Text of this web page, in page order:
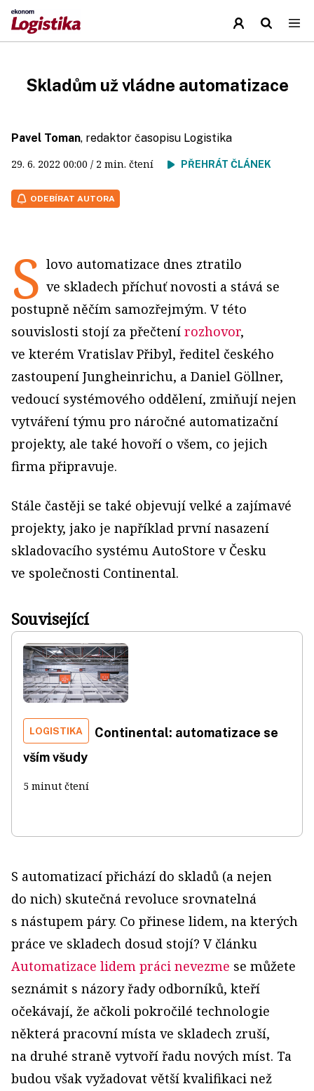
Skladům už vládne automatizace
Pavel Toman, redaktor časopisu Logistika
29. 6. 2022 00:00 / 2 min. čtení PŘEHRÁT ČLÁNEK
ODEBÍRAT AUTORA
S lovo automatizace dnes ztratilo
ve skladech příchuť novosti a stává se
postupně něčím samozřejmým. V této
souvislosti stojí za přečtení rozhovor,
ve kterém Vratislav Přibyl, ředitel českého
zastoupení Jungheinrichu, a Daniel Göllner,
vedoucí systémového oddělení, zmiňují nejen
vytváření týmu pro náročné automatizační
projekty, ale také hovoří o všem, co jejich
firma připravuje.
Stále častěji se také objevují velké a zajímavé
projekty, jako je například první nasazení
skladovacího systému AutoStore v Česku
ve společnosti Continental.
Související
LOGISTIKA
Continental: automatizace se
vším všudy
5 minut čtení
S automatizací přichází do skladů (a nejen
do nich) skutečná revoluce srovnatelná
s nástupem páry. Co přinese lidem, na kterých
práce ve skladech dosud stojí? V článku
Automatizace lidem práci nevezme se můžete
seznámit s názory řady odborníků, kteří
očekávají, že ačkoli pokročilé technologie
některá pracovní místa ve skladech zruší,
na druhé straně vytvoří řadu nových míst. Ta
budou však vyžadovat větší kvalifikaci než